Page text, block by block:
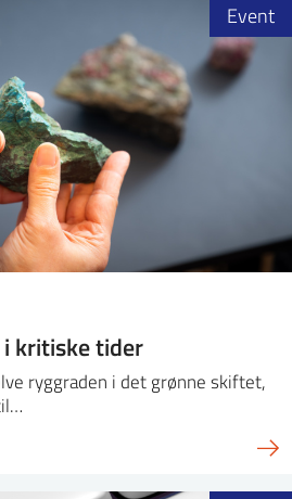
kritiske tider
ryggraden i det grønne skiftet,
Event